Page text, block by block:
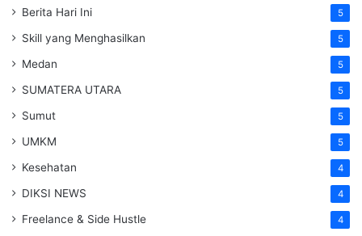
Berita Hari Ini 5
Skill yang Menghasilkan 5
Medan 5
SUMATERA UTARA 5
Sumut 5
UMKM 5
Kesehatan 4
DIKSI NEWS 4
Freelance & Side Hustle 4